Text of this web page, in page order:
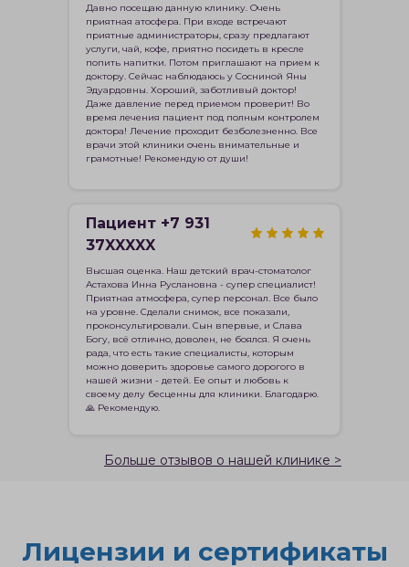
Больше отзывов о нашей клинике >
Давно посещаю данную клинику. Очень
приятная атосфера. При входе встречают
приятные администраторы, сразу предлагают
услуги, чай, кофе, приятно посидеть в кресле
попить напитки. Потом приглашают на прием к
доктору. Сейчас наблюдаюсь у Сосниной Яны
Эдуардовны. Хороший, заботливый доктор!
Даже давление перед приемом проверит! Во
время лечения пациент под полным контролем
доктора! Лечение проходит безболезненно. Все
врачи этой клиники очень внимательные и
грамотные! Рекомендую от души!
Пациент +7 931
37XXXXX
Высшая оценка. Наш детский врач-стоматолог
Астахова Инна Руслановна - супер специалист!
Приятная атмосфера, супер персонал. Все было
на уровне. Сделали снимок, все показали,
проконсультировали. Сын впервые, и Слава
Богу, всё отлично, доволен, не боялся. Я очень
рада, что есть такие специалисты, которым
можно доверить здоровье самого дорогого в
нашей жизни - детей. Ее опыт и любовь к
своему делу бесценны для клиники. Благодарю.
🙏 Рекомендую.
Лицензии и сертификаты